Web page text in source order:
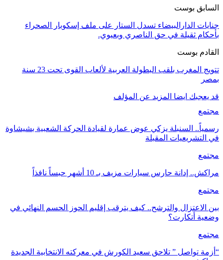
السابق بوست
جنايات الدارالبيضاء تسدل الستار على ملف إسكوبار الصحراء
بأحكام ثقيلة في حق الناصري وبعيوي.
القادم بوست
تتويج المغرب بلقب البطولة العربية لألعاب القوى تحت 23 سنة
بمصر
قد يعجبك ايضا المزيد عن المؤلف
مجتمع
رسمياً.. السنبلة يزكي عوض عمارة لقيادة الحركة الشعبية بشيشاوة
في التشريعيات المقبلة
مجتمع
مراكش.. إدانة حارس سيارات مزيف بـ 10 أشهر حبساً نافذاً
مجتمع
بين الاعتزال والترشح.. كيف يترقب إقليم الحوز الحسم النهائي في
وضعية أتكارت؟
مجتمع
“أزمة تواصل ” تلاحق سعيد الكورش في معركته الانتخابية الجديدة